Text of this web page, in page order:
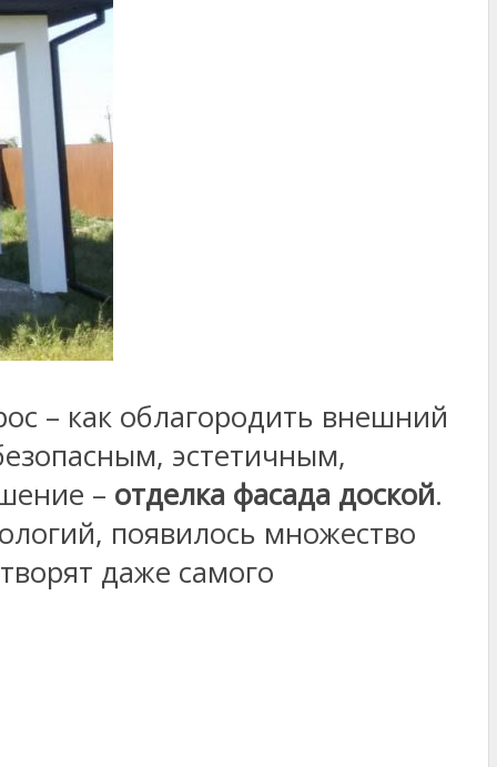
– как облагородить внешний
эстетичным,
– отделка фасада доской.
появилось множество
даже самого